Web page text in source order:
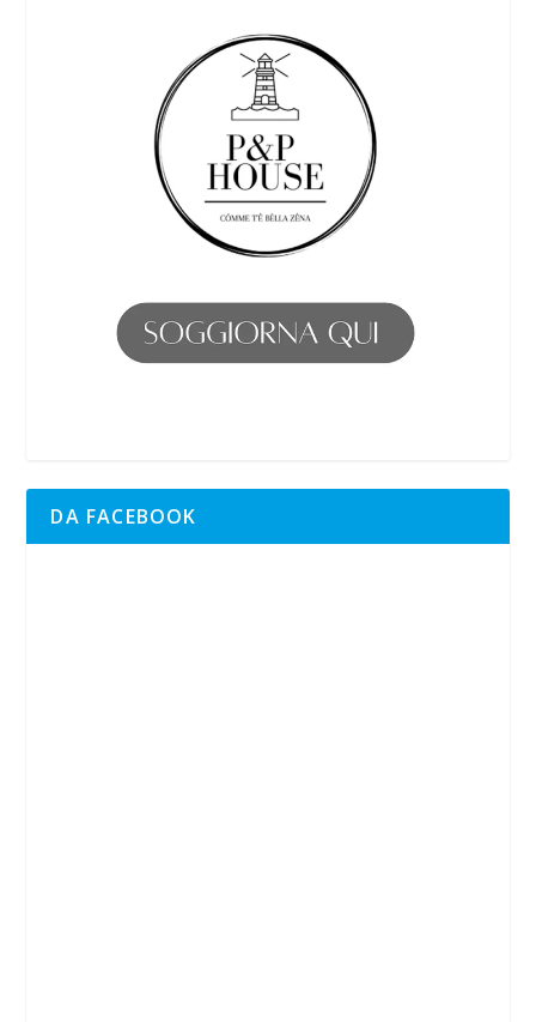
DA FACEBOOK